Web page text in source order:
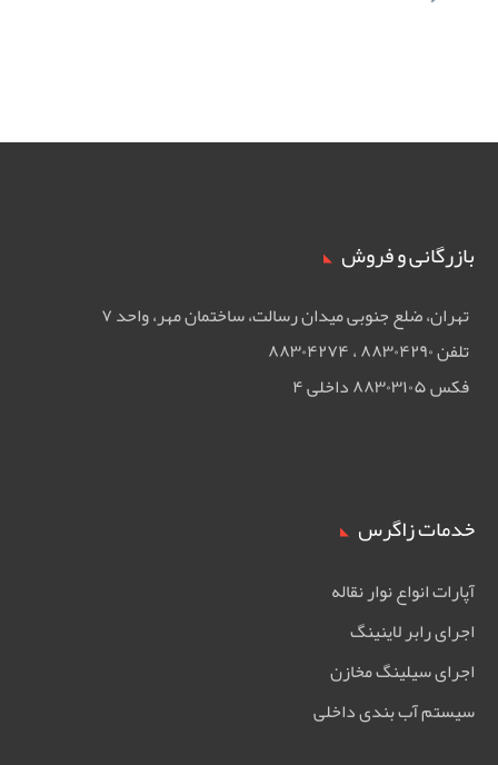
بازرگانی و فروش
تهران، ضلع جنوبی ميدان رسالت، ساختمان مهر، واحد ۷
تلفن ۸۸۳۰۴۲۹۰ ، ۸۸۳۰۴۲۷۴
فکس ۸۸۳۰۳۱۰۵ داخلی ۴
خدمات زاگرس
آپارات انواع نوار نقاله
اجرای رابر لاینینگ
اجرای سیلینگ مخازن
سیستم آب بندی داخلی